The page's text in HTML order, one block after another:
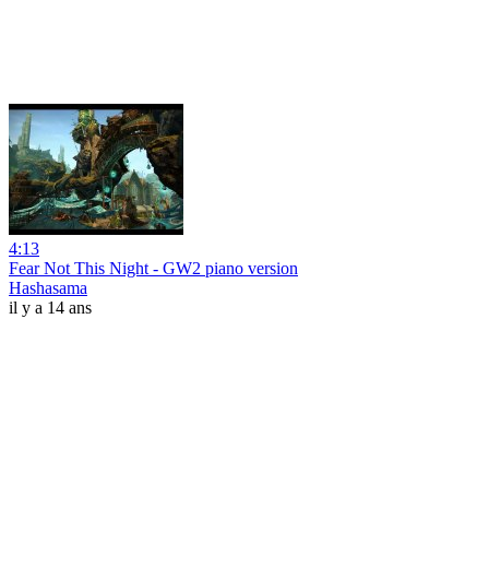
4:13
Fear Not This Night - GW2 piano version
Hashasama
il y a 14 ans